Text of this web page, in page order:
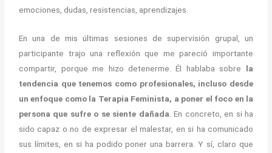
emociones, dudas, resistencias, aprendizajes.
En una de mis últimas sesiones de supervisión grupal, un
participante trajo una reflexión que me pareció importante
compartir, porque me hizo detenerme. Él hablaba sobre la
tendencia que tenemos como profesionales, incluso desde
un enfoque como la Terapia Feminista, a poner el foco en la
persona que sufre o se siente dañada . En concreto, en si ha
sido capaz o no de expresar el malestar, en si ha comunicado
sus límites, en si ha podido poner una barrera. Y sí, claro que